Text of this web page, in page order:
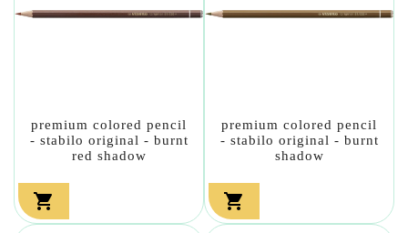
premium colored pencil
- stabilo original - burnt
red shadow

premium colored pencil
- stabilo original - burnt
shadow
